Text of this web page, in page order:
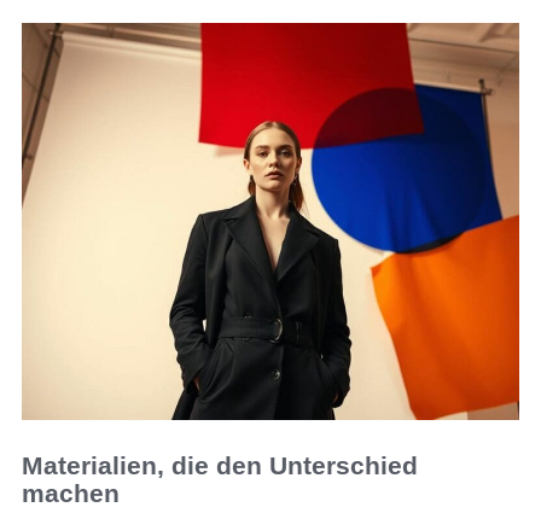
Materialien, die den Unterschied
machen